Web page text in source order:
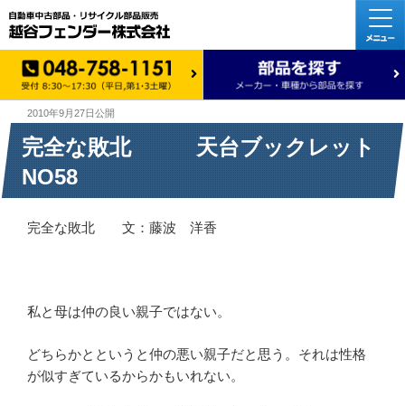
2010年9月27日公開
完全な敗北 天台ブックレット
NO58
完全な敗北 文：藤波 洋香
私と母は仲の良い親子ではない。
どちらかとというと仲の悪い親子だと思う。それは性格
が似すぎているからかもいれない。